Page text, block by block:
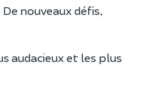
nouveaux défis,
audacieux et les plus